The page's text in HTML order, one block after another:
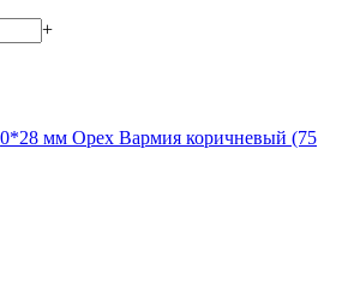
+
мм Орех Вармия коричневый (75